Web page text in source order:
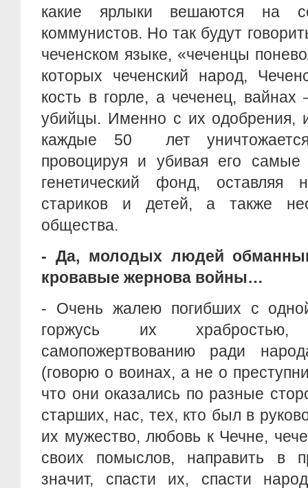
какие ярлыки вешаются на
коммунистов. Но так будут
чеченском языке, «чеченцы
которых чеченский народ,
кость в горле, а чеченец,
убийцы. Именно с их одобрения,
каждые 50 лет
провоцируя и убивая его
генетический фонд, оставляя
стариков и детей, а также
общества.
- Да, молодых людей
кровавые жернова войны…
- Очень жалею погибших с
горжусь их
самопожертвованию ради
(говорю о воинах, а не о
что они оказались по разные
старших, нас, тех, кто был в
их мужество, любовь к Чечне,
своих помыслов, направить в
значит, спасти их, спасти